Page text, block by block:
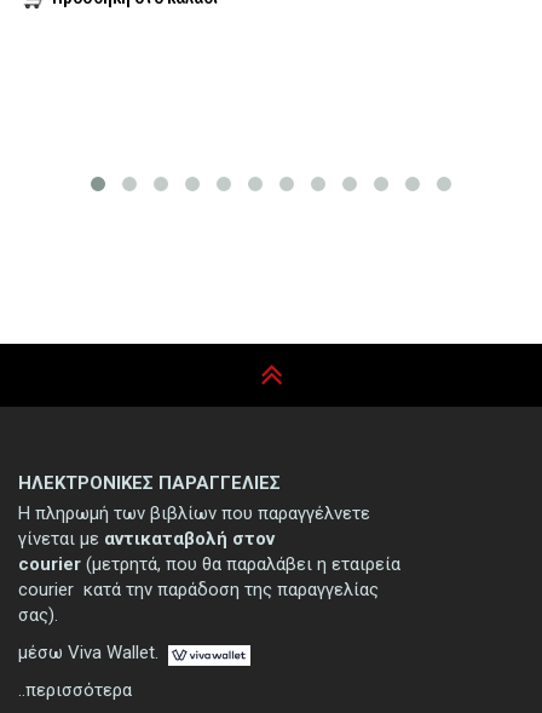
ΗΛΕΚΤΡΟΝΙΚΕΣ ΠΑΡΑΓΓΕΛΙΕΣ
Η πληρωμή των βιβλίων που παραγγέλνετε
γίνεται με αντικαταβολή στον
courier (μετρητά, που θα παραλάβει η εταιρεία
courier κατά την παράδοση της παραγγελίας
σας).
μέσω Viva Wallet.
..περισσότερα